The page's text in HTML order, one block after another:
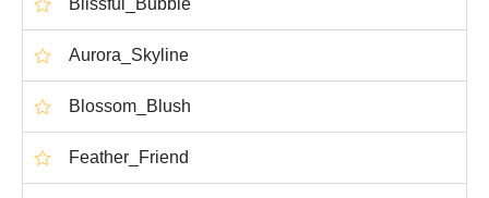
Blissful_Bubble
Aurora_Skyline
Blossom_Blush
Feather_Friend